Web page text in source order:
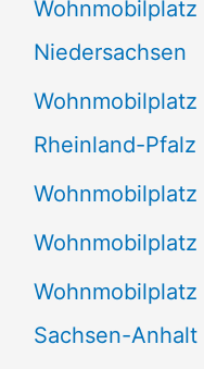
Niedersachsen
Rheinland-Pfalz
Wohnmobilplatz
Sachsen-Anhalt